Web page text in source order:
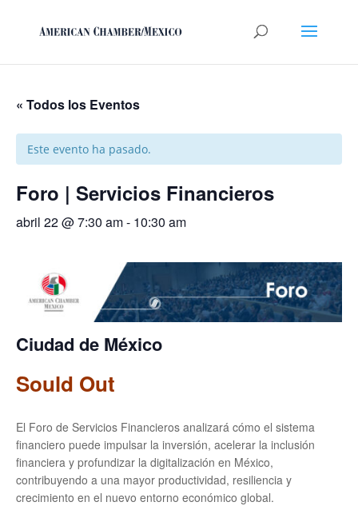
« Todos los Eventos
Este evento ha pasado.
Foro | Servicios Financieros
abril 22 @ 7:30 am- 10:30 am
Ciudad de México
Sould Out
El Foro de Servicios Financieros analizará cómo el sistema
financiero puede impulsar la inversión, acelerar la inclusión
financiera y profundizar la digitalización en México,
contribuyendo a una mayor productividad, resiliencia y
crecimiento en el nuevo entorno económico global.